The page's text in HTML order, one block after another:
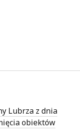
Lubrza z dnia
obiektów